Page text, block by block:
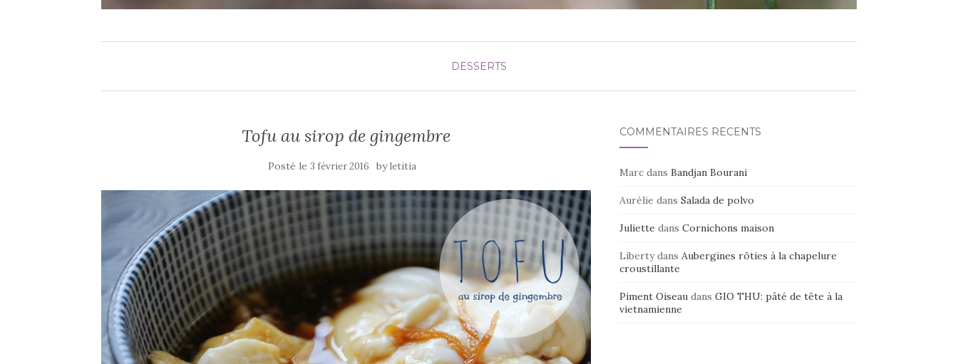
DESSERTS
Tofu au sirop de gingembre
Posté le 3 février 2016 byletitia
COMMENTAIRES RÉCENTS
Marcdans Bandjan Bourani
Aurélie dans Salada de polvo
Juliette dans Cornichons maison
Libertydans Aubergines rôties à la chapelure
croustillante
Piment Oiseaudans GIO THU: pâté de tête à la
vietnamienne